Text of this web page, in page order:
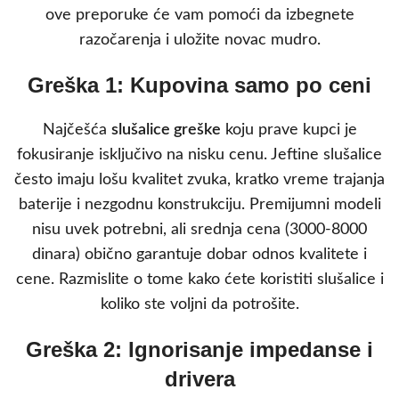
ove preporuke će vam pomoći da izbegnete
razočarenja i uložite novac mudro.
Greška 1: Kupovina samo po ceni
Najčešća slušalice greške koju prave kupci je
fokusiranje isključivo na nisku cenu. Jeftine slušalice
često imaju lošu kvalitet zvuka, kratko vreme trajanja
baterije i nezgodnu konstrukciju. Premijumni modeli
nisu uvek potrebni, ali srednja cena (3000-8000
dinara) obično garantuje dobar odnos kvalitete i
cene. Razmislite o tome kako ćete koristiti slušalice i
koliko ste voljni da potrošite.
Greška 2: Ignorisanje impedanse i
drivera